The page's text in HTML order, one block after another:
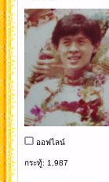
ออฟไลน์
กระทู้: 1,987